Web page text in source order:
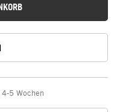
5 Wochen